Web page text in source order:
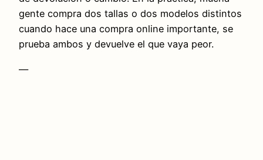
gente compra dos tallas o dos modelos distintos
cuando hace una compra online importante, se
prueba ambos y devuelve el que vaya peor.
—